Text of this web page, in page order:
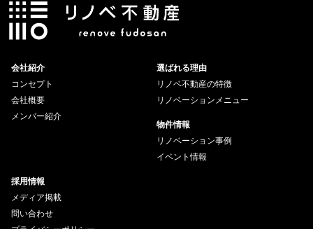
会社紹介
コンセプト
会社概要
メンバー紹介
選ばれる理由
リノベ不動産の特徴
リノベーションメニュー
物件情報
リノベーション事例
イベント情報
採用情報
メディア掲載
問い合わせ